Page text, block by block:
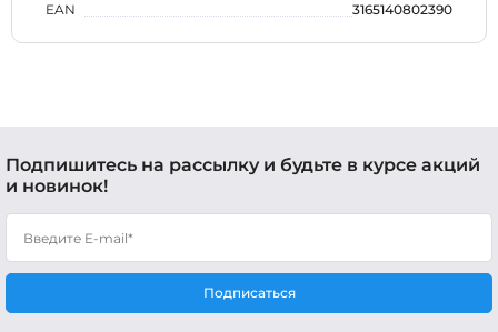
EAN 3165140802390
Подпишитесь на рассылку и будьте в курсе акций
и новинок!
Подписаться